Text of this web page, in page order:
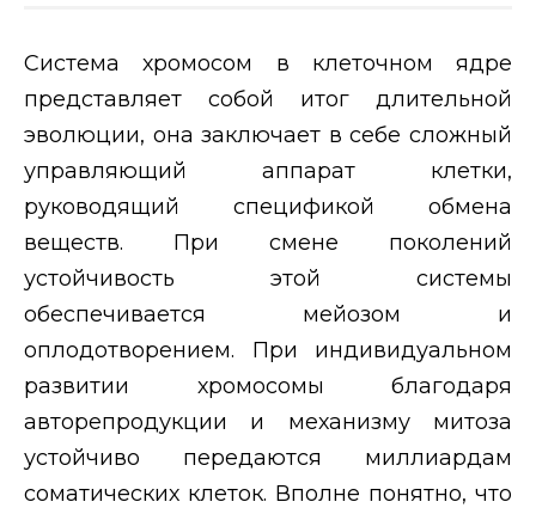
Система хромосом в клеточном ядре
представляет собой итог длительной
эволюции, она заключает в себе сложный
управляющий аппарат клетки,
руководящий спецификой обмена
веществ. При смене поколений
устойчивость этой системы
обеспечивается мейозом и
оплодотворением. При индивидуальном
развитии хромосомы благодаря
авторепродукции и механизму митоза
устойчиво передаются миллиардам
соматических клеток. Вполне понятно, что